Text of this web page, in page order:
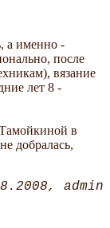
а именно -
после
вязание
лет 8 -
в
добралась,
admin